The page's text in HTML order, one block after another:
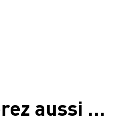
aussi …